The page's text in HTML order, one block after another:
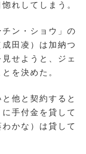
れしてしまう。
ン・ショウ」の
田凌）は加納つ
せようと、ジェ
を決めた。
他と契約すると
手付金を貸して
かな）は貸して